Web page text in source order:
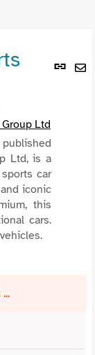
Lien
Ltd
Ltd, is a
car
iconic
this
cars.